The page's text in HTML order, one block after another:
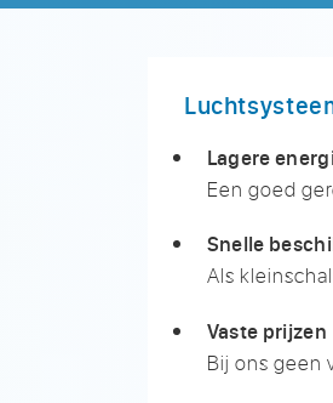
Lagere
Een goed
Snelle
Als
Vaste prijzen
Bij ons geen